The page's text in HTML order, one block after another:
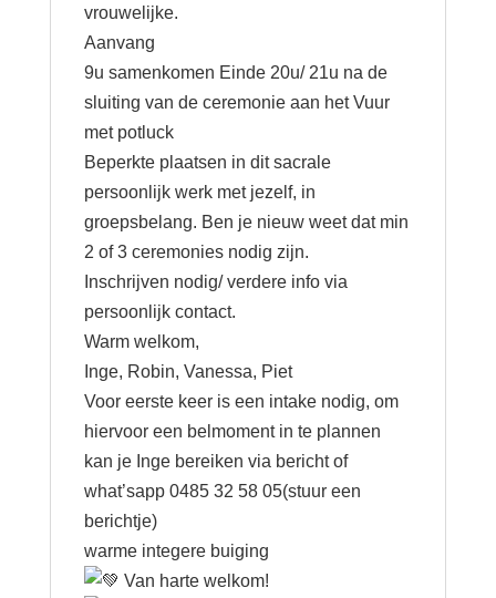
vrouwelijke.
Aanvang
9u samenkomen Einde 20u/ 21u na de
sluiting van de ceremonie aan het Vuur
met potluck
Beperkte plaatsen in dit sacrale
persoonlijk werk met jezelf, in
groepsbelang. Ben je nieuw weet dat min
2 of 3 ceremonies nodig zijn.
Inschrijven nodig/ verdere info via
persoonlijk contact.
Warm welkom,
Inge, Robin, Vanessa, Piet
Voor eerste keer is een intake nodig, om
hiervoor een belmoment in te plannen
kan je Inge bereiken via bericht of
what’sapp 0485 32 58 05(stuur een
berichtje)
warme integere buiging
Van harte welkom!